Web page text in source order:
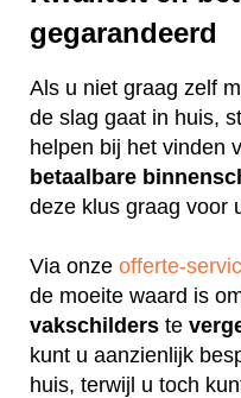
gegarandeerd
Als u niet graag zelf
de slag gaat in huis,
helpen bij het vinden
betaalbare
deze klus graag voor
Via onze offerte-
de moeite waard is
vakschilders te
kunt u aanzienlijk
huis, terwijl u toch